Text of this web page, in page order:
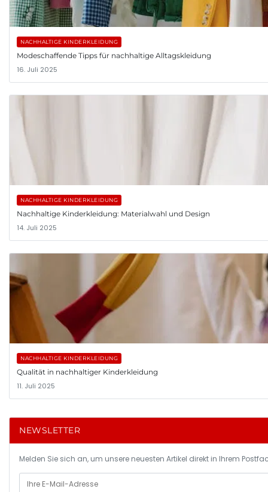
NACHHALTIGE KINDERKLEIDUNG
Modeschaffende Tipps für nachhaltige Alltagskleidung
16. Juli 2025
NACHHALTIGE KINDERKLEIDUNG
Nachhaltige Kinderkleidung: Materialwahl und Design
14. Juli 2025
NACHHALTIGE KINDERKLEIDUNG
Qualität in nachhaltiger Kinderkleidung
11. Juli 2025
NEWSLETTER
Melden Sie sich an, um unsere neuesten Artikel direkt in Ihrem